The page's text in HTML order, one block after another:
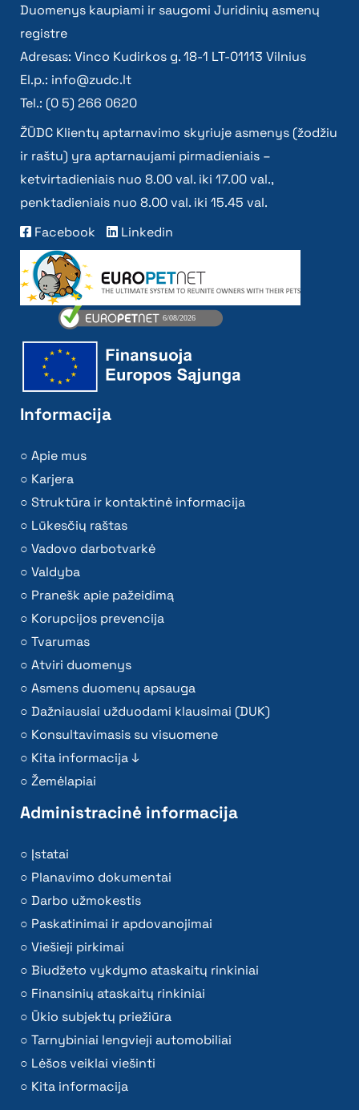
Duomenys kaupiami ir saugomi Juridinių asmenų
registre
Adresas: Vinco Kudirkos g. 18-1 LT-01113 Vilnius
El.p.: info@zudc.lt
Tel.: (0 5) 266 0620
ŽŪDC Klientų aptarnavimo skyriuje asmenys (žodžiu
ir raštu) yra aptarnaujami pirmadieniais –
ketvirtadieniais nuo 8.00 val. iki 17.00 val.,
penktadieniais nuo 8.00 val. iki 15.45 val.
Facebook
Linkedin
Informacija
Apie mus
Karjera
Struktūra ir kontaktinė informacija
Lūkesčių raštas
Vadovo darbotvarkė
Valdyba
Pranešk apie pažeidimą
Korupcijos prevencija
Tvarumas
Atviri duomenys
Asmens duomenų apsauga
Dažniausiai užduodami klausimai (DUK)
Konsultavimasis su visuomene
Kita informacija ↓
Žemėlapiai
Administracinė informacija
Įstatai
Planavimo dokumentai
Darbo užmokestis
Paskatinimai ir apdovanojimai
Viešieji pirkimai
Biudžeto vykdymo ataskaitų rinkiniai
Finansinių ataskaitų rinkiniai
Ūkio subjektų priežiūra
Tarnybiniai lengvieji automobiliai
Lėšos veiklai viešinti
Kita informacija